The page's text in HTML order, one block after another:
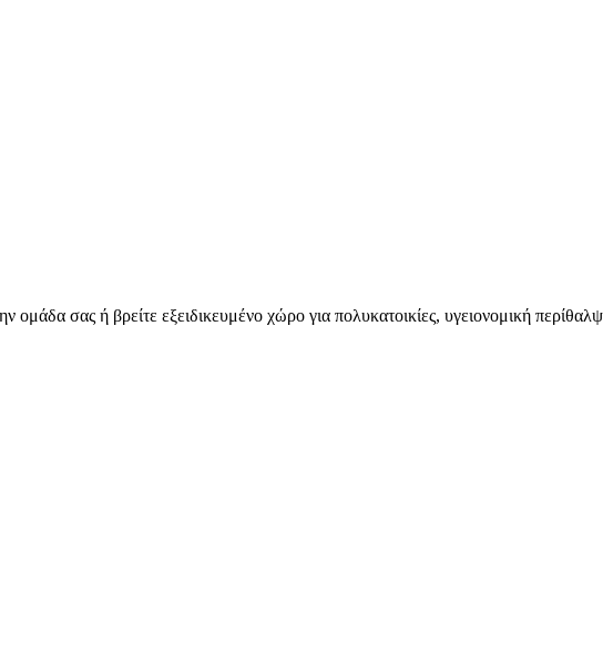
ομάδα σας ή βρείτε εξειδικευμένο χώρο για πολυκατοικίες, υγειονομική